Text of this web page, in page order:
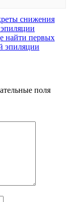
снижения
найти первых
эпиляции
поля